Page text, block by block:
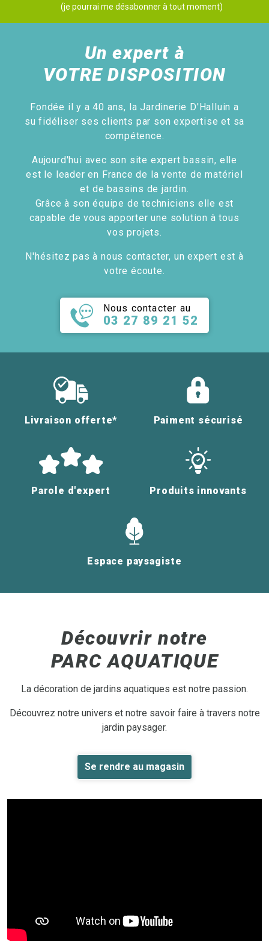
(je pourrai me désabonner à tout moment)
Un expert à
VOTRE DISPOSITION
Fondée il y a 40 ans, la Jardinerie D'Halluin a
su fidéliser ses clients par son expertise et sa
compétence.
Aujourd'hui avec son site expert bassin, elle
est le leader en France de la vente de matériel
et de bassins de jardin.
Grâce à son équipe de techniciens elle est
capable de vous apporter une solution à tous
vos projets.
N'hésitez pas à nous contacter, un expert est à
votre écoute.
Nous contacter au
03 27 89 21 52
Livraison offerte* Paiment sécurisé
Parole d'expert Produits innovants
Espace paysagiste
Découvrir notre
PARC AQUATIQUE
La décoration de jardins aquatiques est notre passion.
Découvrez notre univers et notre savoir faire à travers notre
jardin paysager.
Se rendre au magasin